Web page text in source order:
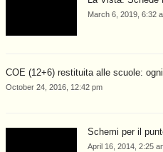
March 6, 2019, 6:32
COE (12+6) restituita alle scuole:
October 24, 2016, 12:42 pm
Schemi per il
April 16, 2014, 2:25